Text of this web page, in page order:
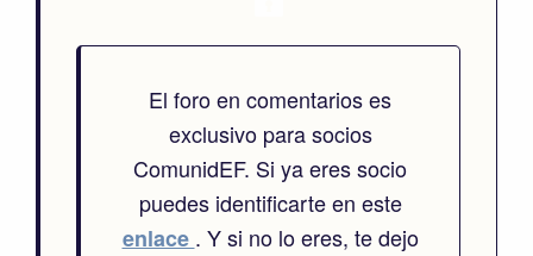
El foro en comentarios es
exclusivo para socios
ComunidEF. Si ya eres socio
puedes identificarte en este
enlace . Y si no lo eres, te dejo